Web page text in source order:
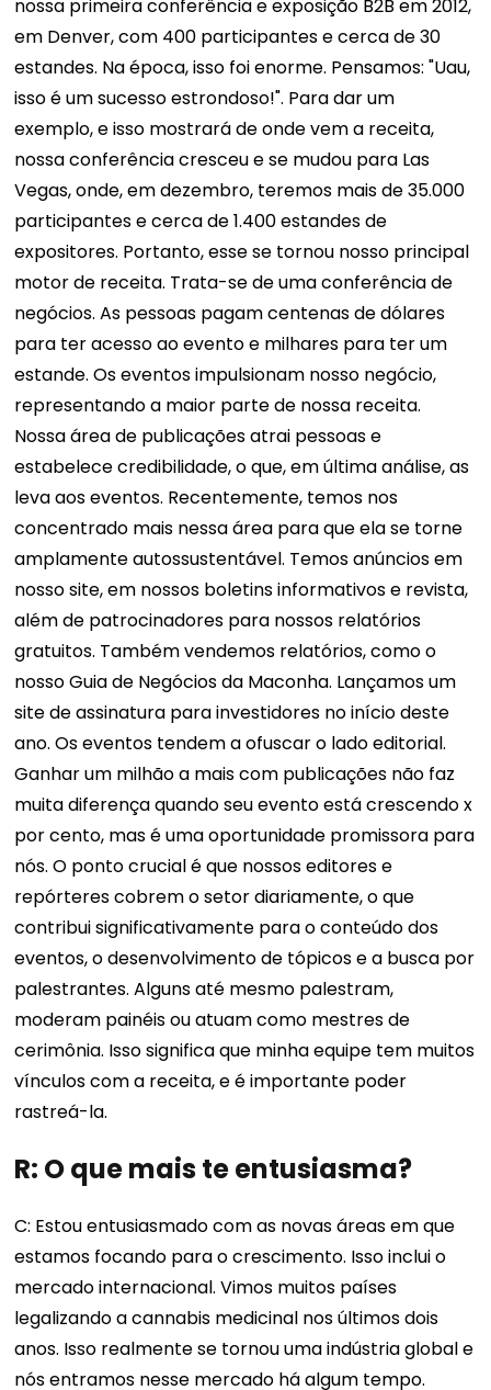
nossa primeira conferência e exposição B2B em 2012,
em Denver, com 400 participantes e cerca de 30
estandes. Na época, isso foi enorme. Pensamos: "Uau,
isso é um sucesso estrondoso!". Para dar um
exemplo, e isso mostrará de onde vem a receita,
nossa conferência cresceu e se mudou para Las
Vegas, onde, em dezembro, teremos mais de 35.000
participantes e cerca de 1.400 estandes de
expositores. Portanto, esse se tornou nosso principal
motor de receita. Trata-se de uma conferência de
negócios. As pessoas pagam centenas de dólares
para ter acesso ao evento e milhares para ter um
estande. Os eventos impulsionam nosso negócio,
representando a maior parte de nossa receita.
Nossa área de publicações atrai pessoas e
estabelece credibilidade, o que, em última análise, as
leva aos eventos. Recentemente, temos nos
concentrado mais nessa área para que ela se torne
amplamente autossustentável. Temos anúncios em
nosso site, em nossos boletins informativos e revista,
além de patrocinadores para nossos relatórios
gratuitos. Também vendemos relatórios, como o
nosso Guia de Negócios da Maconha. Lançamos um
site de assinatura para investidores no início deste
ano. Os eventos tendem a ofuscar o lado editorial.
Ganhar um milhão a mais com publicações não faz
muita diferença quando seu evento está crescendo x
por cento, mas é uma oportunidade promissora para
nós. O ponto crucial é que nossos editores e
repórteres cobrem o setor diariamente, o que
contribui significativamente para o conteúdo dos
eventos, o desenvolvimento de tópicos e a busca por
palestrantes. Alguns até mesmo palestram,
moderam painéis ou atuam como mestres de
cerimônia. Isso significa que minha equipe tem muitos
vínculos com a receita, e é importante poder
rastreá-la.
R: O que mais te entusiasma?
C: Estou entusiasmado com as novas áreas em que
estamos focando para o crescimento. Isso inclui o
mercado internacional. Vimos muitos países
legalizando a cannabis medicinal nos últimos dois
anos. Isso realmente se tornou uma indústria global e
nós entramos nesse mercado há algum tempo.